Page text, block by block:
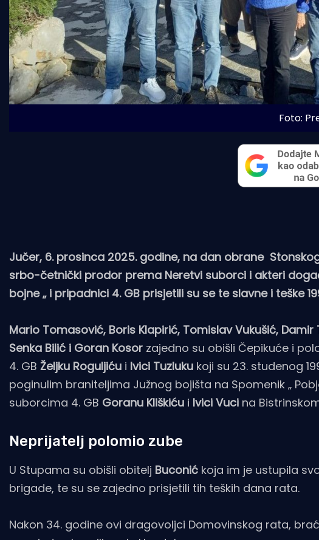
Foto:
Jučer, 6. prosinca 2025. godine, na dan obrane
srbo-četnički prodor prema Neretvi suborci i akteri
bojne „ i pripadnici 4. GB prisjetili su se te slavne i teške
Mario Tomasović, Boris Klapirić, Tomislav Vukušić,
Senka Bilić i Goran Kosor zajedno su obišli Čepikuće i
4. GB Željku Roguljiću i Ivici Tuzluku koji su 23. studenog
poginulim braniteljima Južnog bojišta na Spomenik „
suborcima 4. GB Goranu Kliškiću i Ivici Vuci na
Neprijatelj polomio zube
U Stupama su obišli obitelj Buconić koja im je ustupila
brigade, te su se zajedno prisjetili tih teških dana rata.
Nakon 34. godine ovi dragovoljci Domovinskog rata,